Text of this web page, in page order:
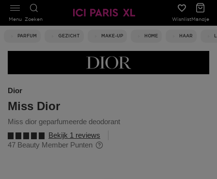
Zoeken WishlistMandje
PARFUM GEZICHT MAKE-UP HOME HAAR
Menu
Dior
Miss Dior
miss dior geparfumeerde deodorant
Bekijk 1 reviews
47 Beauty Member Punten